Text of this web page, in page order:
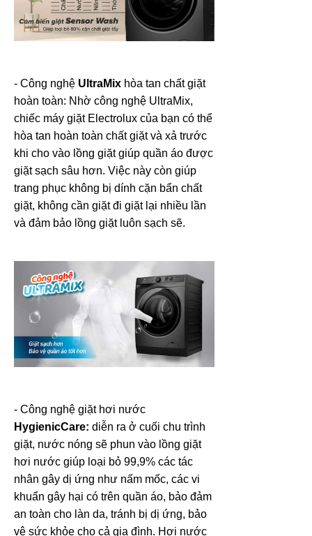
- Công nghệ UltraMix hòa tan chất giặt
hoàn toàn: Nhờ công nghệ UltraMix,
chiếc máy giặt Electrolux của bạn có thể
hòa tan hoàn toàn chất giặt và xả trước
khi cho vào lồng giặt giúp quần áo được
giặt sạch sâu hơn. Việc này còn giúp
trang phục không bị dính cặn bẩn chất
giặt, không cần giặt đi giặt lại nhiều lần
và đảm bảo lồng giặt luôn sạch sẽ.
- Công nghệ giặt hơi nước
HygienicCare: diễn ra ở cuối chu trình
giặt, nước nóng sẽ phun vào lồng giặt
hơi nước giúp loại bỏ 99,9% các tác
nhân gây dị ứng như nấm mốc, các vi
khuẩn gây hại có trên quần áo, bảo đảm
an toàn cho làn da, tránh bị dị ứng, bảo
vệ sức khỏe cho cả gia đình. Hơi nước